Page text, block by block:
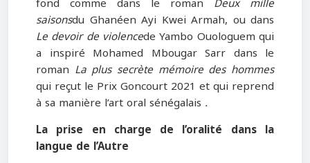
saisonsdu Ghanéen Ayi Kwei Armah, ou dans
Le devoir de violencede Yambo Ouologuem qui
a inspiré Mohamed Mbougar Sarr dans le
roman La plus secrète mémoire des hommes
qui reçut le Prix Goncourt 2021 et qui reprend
à sa manière l’art oral sénégalais .
La prise en charge de l’oralité dans la
langue de l’Autre